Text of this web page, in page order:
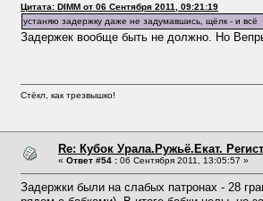
Цитата: DIMM от 06 Сентября 2011, 09:21:19
устаняю задержку даже не задумавшись, щёлк - и всё
Задержек вообще быть не должно. Но
Стёкл, как трезвышко!
Re: Кубок Урала.Ружьё.Екат.
« Ответ #54 : 06 Сентября 2011, 13:05:57 »
Задержки были на слабых патронах - 28